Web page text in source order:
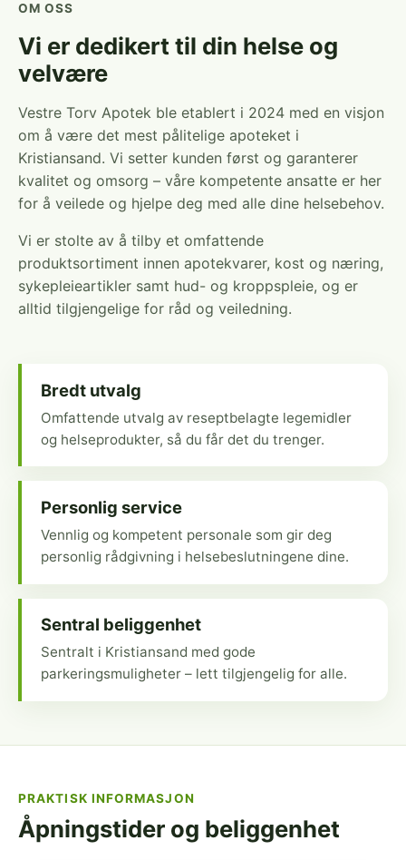
OM OSS
Vi er dedikert til din helse og
velvære
Vestre Torv Apotek ble etablert i 2024 med en visjon
om å være det mest pålitelige apoteket i
Kristiansand. Vi setter kunden først og garanterer
kvalitet og omsorg – våre kompetente ansatte er her
for å veilede og hjelpe deg med alle dine helsebehov.
Vi er stolte av å tilby et omfattende
produktsortiment innen apotekvarer, kost og næring,
sykepleieartikler samt hud- og kroppspleie, og er
alltid tilgjengelige for råd og veiledning.
Bredt utvalg
Omfattende utvalg av reseptbelagte legemidler
og helseprodukter, så du får det du trenger.
Personlig service
Vennlig og kompetent personale som gir deg
personlig rådgivning i helsebeslutningene dine.
Sentral beliggenhet
Sentralt i Kristiansand med gode
parkeringsmuligheter – lett tilgjengelig for alle.
PRAKTISK INFORMASJON
Åpningstider og beliggenhet